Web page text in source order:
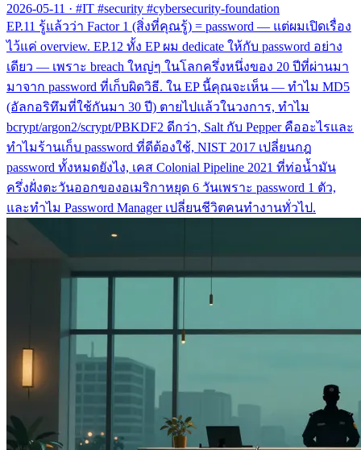
2026-05-11 · #IT #security #cybersecurity-foundation
EP.11 รู้แล้วว่า Factor 1 (สิ่งที่คุณรู้) = password — แต่ผมเปิดเรื่อง
ไว้แค่ overview. EP.12 ทั้ง EP ผม dedicate ให้กับ password อย่าง
เดียว — เพราะ breach ใหญ่ๆ ในโลกครึ่งหนึ่งของ 20 ปีที่ผ่านมา
มาจาก password ที่เก็บผิดวิธี. ใน EP นี้คุณจะเห็น — ทำไม MD5
(อัลกอริทึมที่ใช้กันมา 30 ปี) ตายไปแล้วในวงการ, ทำไม
bcrypt/argon2/scrypt/PBKDF2 ดีกว่า, Salt กับ Pepper คืออะไรและ
ทำไมร้านเก็บ password ที่ดีต้องใช้, NIST 2017 เปลี่ยนกฎ
password ทั้งหมดยังไง, เคส Colonial Pipeline 2021 ที่ท่อน้ำมัน
ครึ่งฝั่งตะวันออกของอเมริกาหยุด 6 วันเพราะ password 1 ตัว,
และทำไม Password Manager เปลี่ยนชีวิตคนทำงานทั่วไป.